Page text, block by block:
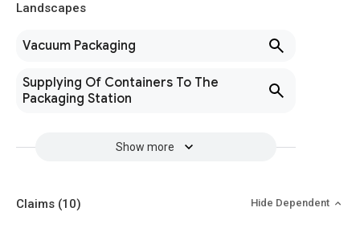
Landscapes
Vacuum Packaging
Supplying Of Containers To The
Packaging Station
Show more
Claims (10) Hide Dependent